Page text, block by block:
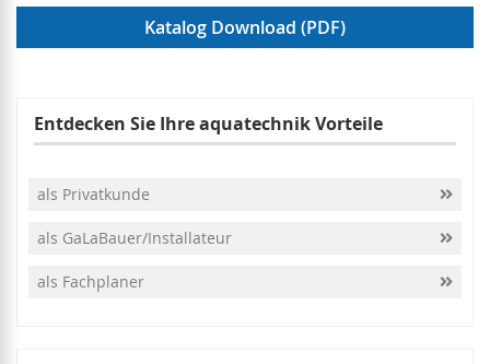
Katalog Download (PDF)
Entdecken Sie Ihre aquatechnik Vorteile
als Privatkunde
als GaLaBauer/Installateur
als Fachplaner